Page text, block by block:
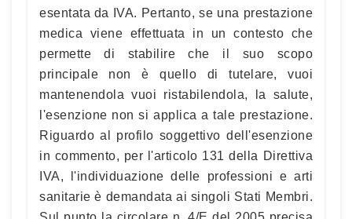
esentata da IVA. Pertanto, se una prestazione
medica viene effettuata in un contesto che
permette di stabilire che il suo scopo
principale non è quello di tutelare, vuoi
mantenendola vuoi ristabilendola, la salute,
l'esenzione non si applica a tale prestazione.
Riguardo al profilo soggettivo dell'esenzione
in commento, per l'articolo 131 della Direttiva
IVA, l'individuazione delle professioni e arti
sanitarie è demandata ai singoli Stati Membri.